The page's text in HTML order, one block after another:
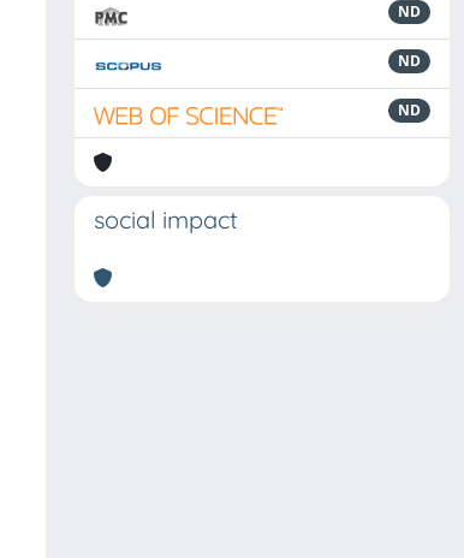
ND
ND
ND
social impact